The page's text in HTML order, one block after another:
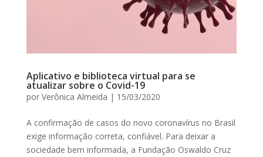
Aplicativo e biblioteca virtual para se
atualizar sobre o Covid-19
por Verônica Almeida | 15/03/2020
A confirmação de casos do novo coronavírus no Brasil
exige informação correta, confiável. Para deixar a
sociedade bem informada, a Fundação Oswaldo Cruz